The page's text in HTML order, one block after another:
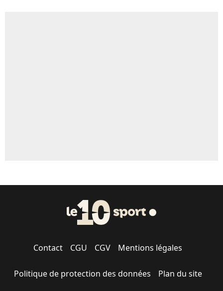
Contact CGU CGV Mentions légales
Politique de protection des données Plan du site